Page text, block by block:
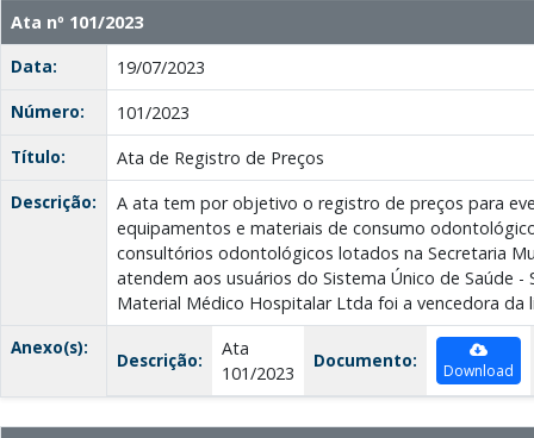
Ata nº 101/2023
Data:
19/07/2023
Número:
101/2023
Título:
Ata de Registro de Preços
Descrição:
A ata tem por objetivo o registro de preços para
equipamentos e materiais de consumo
consultórios odontológicos lotados na Secretaria
atendem aos usuários do Sistema Único de Saúde -
Material Médico Hospitalar Ltda foi a vencedora da
Anexo(s):
Descrição:
Ata
101/2023
Documento: Download